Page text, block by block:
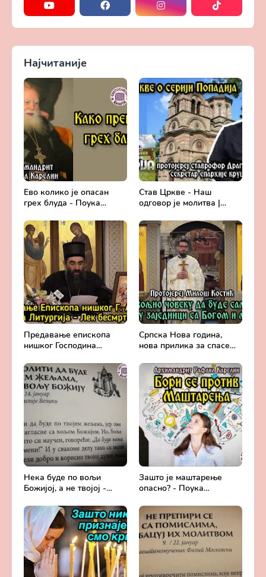
Најчитаније
Ево колико је опасан
грех блуда - Поука
Карелина
Став Цркве - Наш
одговор је молитва |
крушевачке, отац Драги
Вешковац
Предавање епископа
нишког Господина
Литургија, лек
бесмртности -
Православље и
медицина
Српска Нова година,
нова прилика за спасење
Богом - Протојереј
Милош Костић
Нека буде по вољи
Божијој, а не твојој -
дан
Зашто је маштарење
опасно? - Поука
Карелина